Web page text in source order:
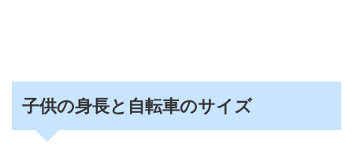
子供の身長と自転車のサイズ